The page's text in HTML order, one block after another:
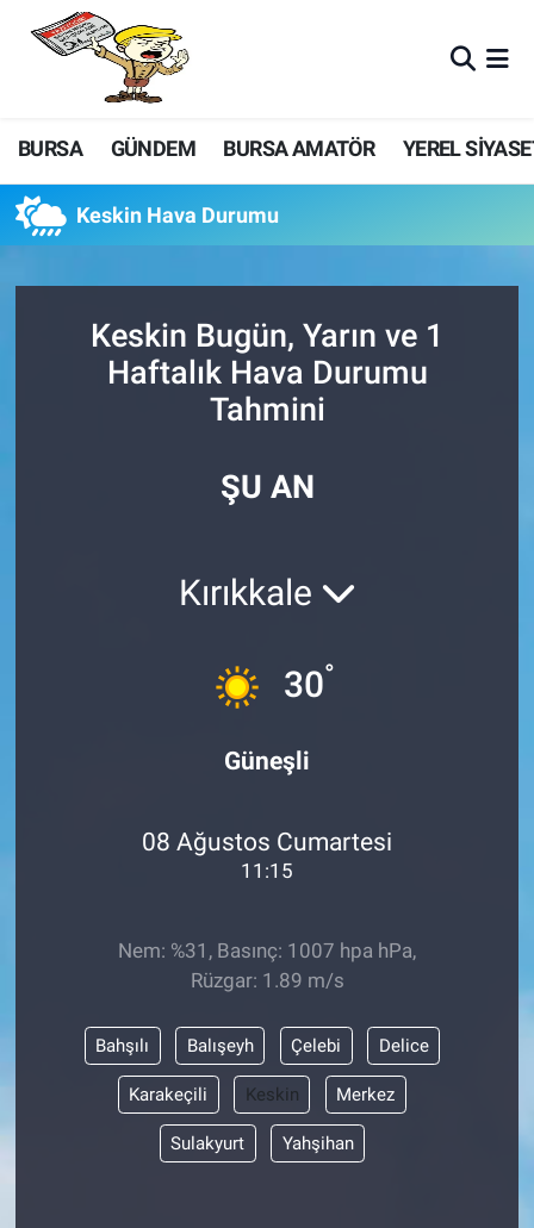
BURSA GÜNDEM BURSA AMATÖR YEREL
Keskin Hava Durumu
Keskin Bugün, Yarın ve 1
Haftalık Hava Durumu
Tahmini
ŞU AN
Kırıkkale
30°
Güneşli
08 Ağustos Cumartesi
11:15
Nem: %31, Basınç: 1007 hpa hPa,
Rüzgar: 1.89 m/s
Bahşılı Balışeyh Çelebi Delice
Karakeçili Keskin Merkez
Sulakyurt Yahşihan